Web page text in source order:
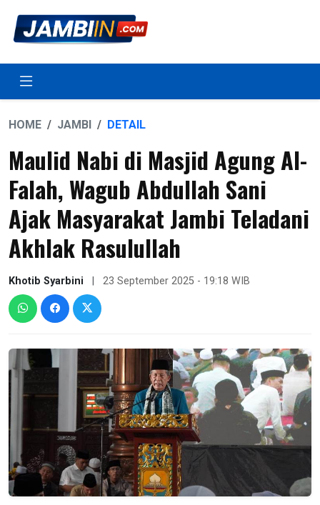
HOME JAMBI DETAIL
Maulid Nabi di Masjid Agung Al-
Falah, Wagub Abdullah Sani
Ajak Masyarakat Jambi Teladani
Akhlak Rasulullah
Khotib Syarbini 23 September 2025 - 19:18 WIB